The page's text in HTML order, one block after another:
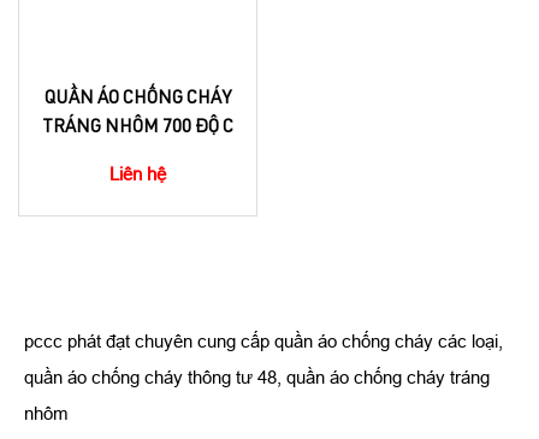
QUẦN ÁO CHỐNG CHÁY
TRÁNG NHÔM 700 ĐỘ C
Liên hệ
pccc phát đạt chuyên cung cấp quần áo chống cháy các loại,
quần áo chống cháy thông tư 48, quần áo chống cháy tráng
nhôm